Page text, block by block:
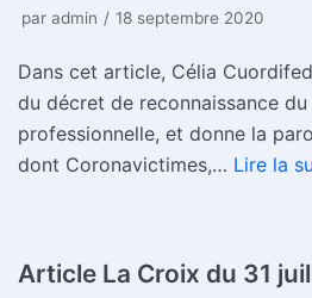
par admin 18 septembre 2020
Dans cet article, Célia
du décret de reconnaissance
professionnelle, et donne la
dont Coronavictimes,… Lire la
Article La Croix du 31